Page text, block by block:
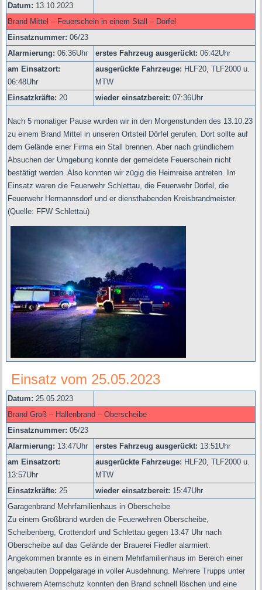
Datum: 13.10.2023
Brand Mittel – Feuerschein in einem Stall – Dörfel
Einsatznummer:06/23
Alarmierung: 06:36Uhr erstes Fahrzeug ausgerückt: 06:42Uhr
am Einsatzort:
06:48Uhr
ausgerückte Fahrzeuge: HLF20, TLF2000 u.
MTW
Einsatzkräfte:20 wieder einsatzbereit: 07:36Uhr
Nach 5 monatiger Pause wurden wir in den Morgenstunden des 13.10.23
zu einem Brand Mittel in unseren Ortsteil Dörfel gerufen. Dort sollte auf
dem Gelände einer Firma ein Stall brennen. Aber nach gründlichem
Absuchen der Umgebung konnte der gemeldete Feuerschein nicht
bestätigt werden. Also konnten wir zügig die Heimreise antreten. Im
Einsatz waren die Feuerwehr Schlettau, die Feuerwehr Dörfel, die
Feuerwehr Hermannsdorf und er diensthabenden Kreisbrandmeister.
(Quelle: FFW Schlettau)
Einsatz vom 25.05.2023
Datum:25.05.2023
Brand Groß – Hallenbrand – Oberscheibe
Einsatznummer:05/23
Alarmierung: 13:47Uhr erstes Fahrzeug ausgerückt: 13:51Uhr
am Einsatzort:
13:57Uhr
ausgerückte Fahrzeuge: HLF20, TLF2000 u.
MTW
Einsatzkräfte:25 wieder einsatzbereit: 15:47Uhr
Garagenbrand Mehrfamilienhaus in Oberscheibe
Zu einem Großbrand wurden die Feuerwehren Oberscheibe,
Scheibenberg, Crottendorf und Schlettau gegen 13:47 Uhr nach
Oberscheibe auf das Gelände der Brauerei Fiedler alarmiert.
Angekommen brannte es in einem Mehrfamilienhaus im Bereich einer
angebauten Doppelgarage in voller Ausdehnung. Mehrere Trupps unter
schwerem Atemschutz konnten den Brand schnell löschen und eine